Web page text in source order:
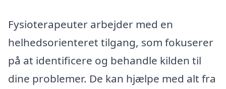
Fysioterapeuter arbejder med en
helhedsorienteret tilgang, som fokuserer
på at identificere og behandle kilden til
dine problemer. De kan hjælpe med alt fra